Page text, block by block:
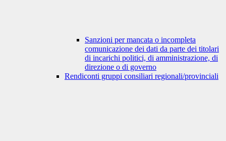
Sanzioni per mancata o incompleta
comunicazione dei dati da parte dei titolari
di incarichi politici, di amministrazione, di
direzione o di governo
Rendiconti gruppi consiliari regionali/provinciali